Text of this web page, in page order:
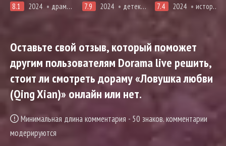
8.1 2024 драма, мистика, романтика, триллер 7.9 2024 детектив, драма, про закон прокуроров и адвокатов, мистика, криминал, расследование, триллер 7.4 2024 история, приключения, романтика, фэнтези
Оставьте свой отзыв, который поможет
другим пользователям Dorama live решить,
стоит ли смотреть дораму «Ловушка любви
(Qing Xian)» онлайн или нет.
Минимальная длина комментария - 50 знаков. комментарии
модерируются